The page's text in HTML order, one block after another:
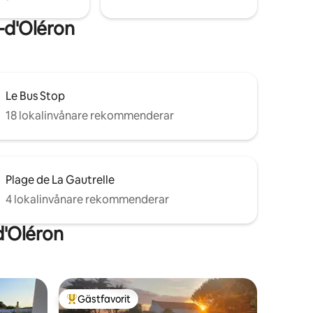
d'Oléron
Le Bus Stop
18 lokalinvånare rekommenderar
Plage de La Gautrelle
4 lokalinvånare rekommenderar
Populär gästfavorit
Gästfavorit